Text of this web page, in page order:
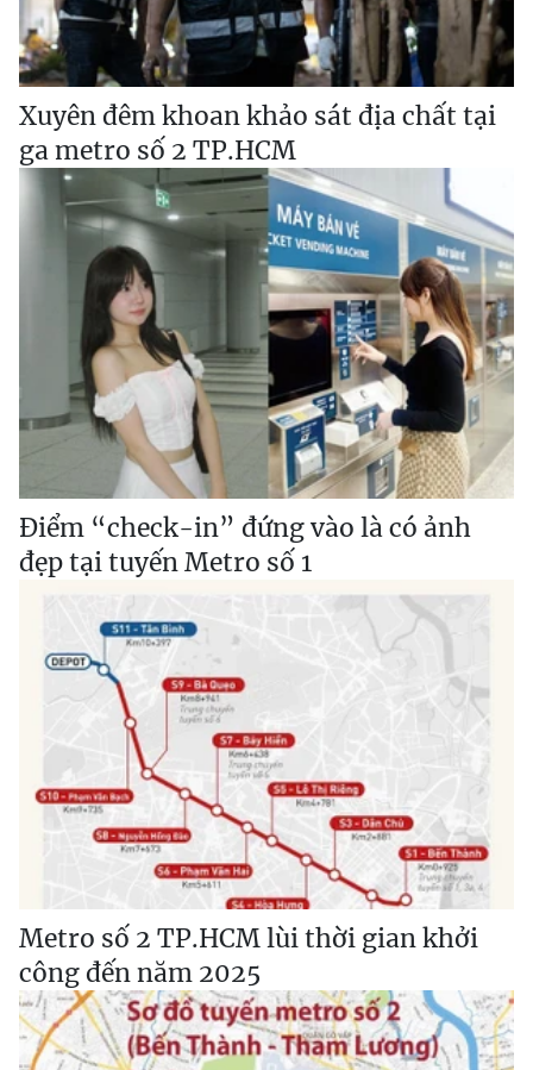
Xuyên đêm khoan khảo sát địa chất tại
ga metro số 2 TP.HCM
Điểm “check-in” đứng vào là có ảnh
đẹp tại tuyến Metro số 1
Metro số 2 TP.HCM lùi thời gian khởi
công đến năm 2025